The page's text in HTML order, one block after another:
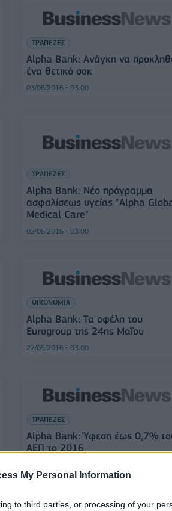
My Personal Information
to third parties, or processing of your
ΤΡΑΠΕΖΕΣ
Alpha Bank: Ανάγκη να
ένα θετικό σοκ
03/06/2016 - 03:00
ΤΡΑΠΕΖΕΣ
Alpha Bank: Νέο πρόγραμμα
ασφαλίσεως υγείας "Alpha
Medical Care"
02/06/2016 - 03:00
ΟΙΚΟΝΟΜΙΑ
Alpha Bank: Τα οφέλη του
Eurogroup της 24ης Μαΐου
27/05/2016 - 03:00
ΤΡΑΠΕΖΕΣ
Alpha Bank: Ύφεση έως 0,7%
ΑΕΠ το 2016
66 67 68 Επόμενο Τέλος